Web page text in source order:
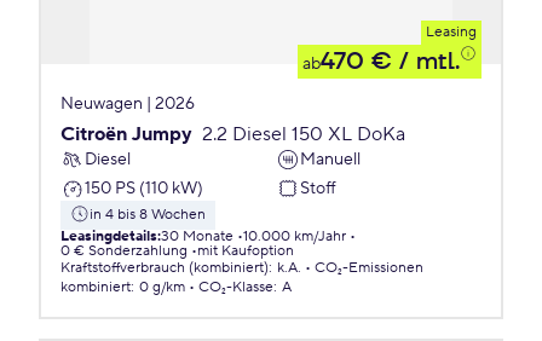
Leasing
ab470 € / mtl.
Neuwagen | 2026
Citroën Jumpy 2.2 Diesel 150 XL DoKa
Diesel
Manuell
150 PS (110 kW)
Stoff
in 4 bis 8 Wochen
Leasingdetails:30 Monate 10.000 km/Jahr
0 € Sonderzahlung
mit Kaufoption
Kraftstoffverbrauch (kombiniert): k.A.
CO₂-Emissionen
kombiniert: 0 g/km CO₂-Klasse: A